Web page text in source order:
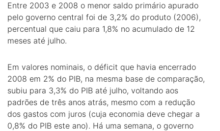
Entre 2003 e 2008 o menor saldo primário apurado
pelo governo central foi de 3,2% do produto (2006),
percentual que caiu para 1,8% no acumulado de 12
meses até julho.
Em valores nominais, o déficit que havia encerrado
2008 em 2% do PIB, na mesma base de comparação,
subiu para 3,3% do PIB até julho, voltando aos
padrões de três anos atrás, mesmo com a redução
dos gastos com juros (cuja economia deve chegar a
0,8% do PIB este ano). Há uma semana, o governo